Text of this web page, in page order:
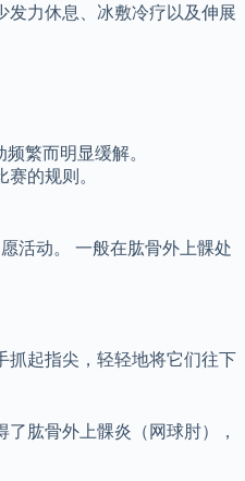
发力休息、冰敷冷疗以及伸展
繁而明显缓解。
的规则。
活动。 一般在肱骨外上髁处
抓起指尖，轻轻地将它们往下
肱骨外上髁炎（网球肘），